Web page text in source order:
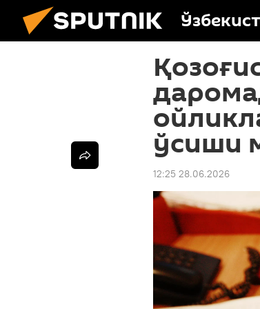
ўсиши
12:25 28.06.2026